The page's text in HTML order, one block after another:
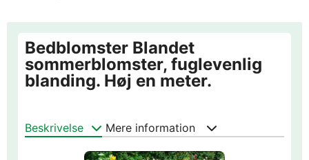
Bedblomster Blandet
sommerblomster, fuglevenlig
blanding. Høj en meter.
Beskrivelse Mere information